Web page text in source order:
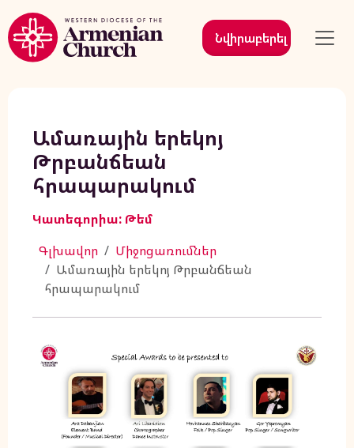
Նվիրաբերել
Ամառային երեկոյ
Թրբանճեան
հրապարակում
Կատեգորիա: Թեմ
Գլխավոր
Միջոցառումներ
Ամառային երեկոյ Թրբանճեան
հրապարակում